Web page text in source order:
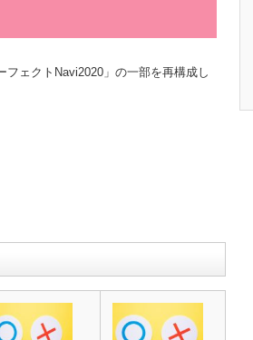
フェクトNavi2020」の一部を再構成し